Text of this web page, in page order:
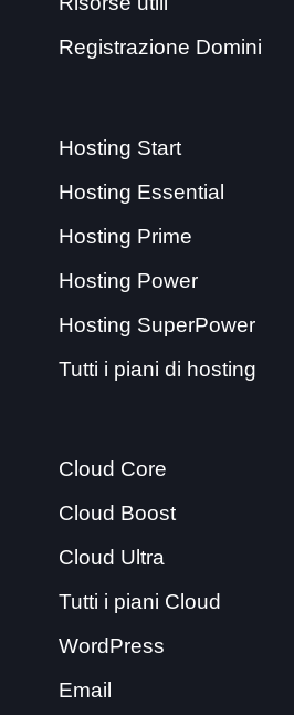
Registrazione Domini
Hosting Start
Hosting Essential
Hosting Prime
Hosting Power
Hosting SuperPower
Tutti i piani di hosting
Cloud Core
Cloud Boost
Cloud Ultra
Tutti i piani Cloud
WordPress
Email